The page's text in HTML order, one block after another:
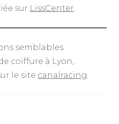
sur LissCenter.
semblables
coiffure à Lyon,
le site canalracing.